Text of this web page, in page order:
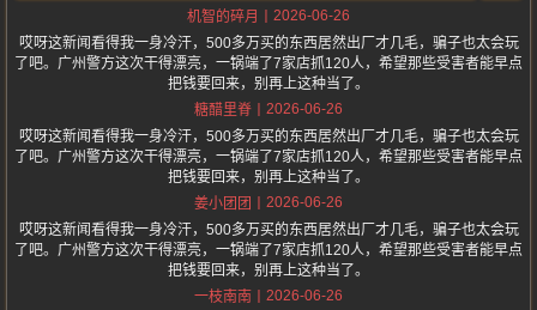
机智的碎月
2026-06-26
哎呀这新闻看得我一身冷汗，500多万买的东西居然出厂才几毛，骗子也太会玩
了吧。广州警方这次干得漂亮，一锅端了7家店抓120人，希望那些受害者能早点
把钱要回来，别再上这种当了。
糖醋里脊
2026-06-26
哎呀这新闻看得我一身冷汗，500多万买的东西居然出厂才几毛，骗子也太会玩
了吧。广州警方这次干得漂亮，一锅端了7家店抓120人，希望那些受害者能早点
把钱要回来，别再上这种当了。
姜小团团
2026-06-26
哎呀这新闻看得我一身冷汗，500多万买的东西居然出厂才几毛，骗子也太会玩
了吧。广州警方这次干得漂亮，一锅端了7家店抓120人，希望那些受害者能早点
把钱要回来，别再上这种当了。
一枝南南
2026-06-26